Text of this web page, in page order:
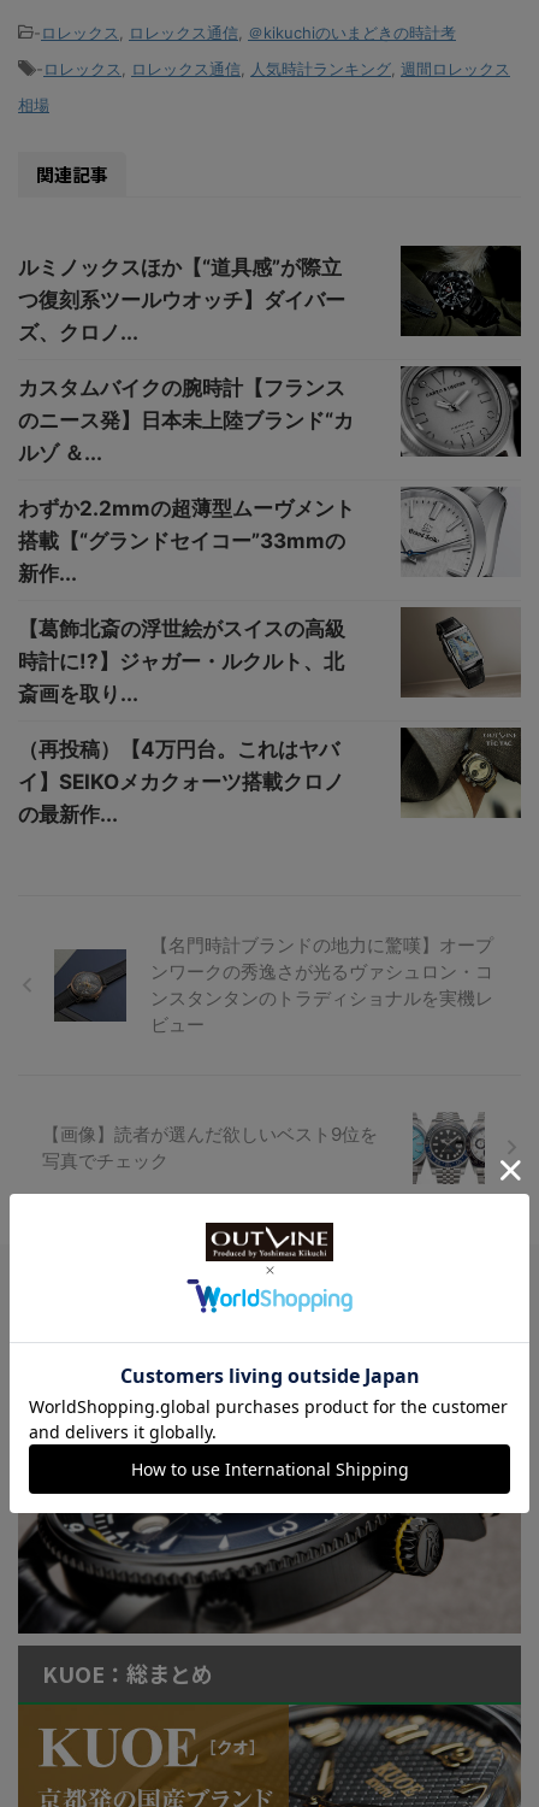
-ロレックス ロレックス通信
＠kikuchiのいまどきの時計考
-ロレックス ロレックス通信 人気時計ランキング 週間ロレックス
相場
関連記事
ルミノックスほか【“道具感”が際立
つ復刻系ツールウオッチ】ダイバー
ズ、クロノ...
カスタムバイクの腕時計【フランス
のニース発】日本未上陸ブランド“カ
ルゾ ＆...
わずか2.2mmの超薄型ムーヴメント
搭載【“グランドセイコー”33mmの
新作...
【葛飾北斎の浮世絵がスイスの高級
時計に!?】ジャガー・ルクルト、北
斎画を取り...
（再投稿）【4万円台。これはヤバ
イ】SEIKOメカクォーツ搭載クロノ
の最新作...
【名門時計ブランドの地力に驚嘆】オープ
ンワークの秀逸さが光るヴァシュロン・コ
ンスタンタンのトラディショナルを実機レ
ビュー
【画像】読者が選んだ欲しいベスト9位を
写真でチェック
LowBEAT Marketplace
ONLINE SHOP
特許取得“耐衝撃”ウオッチなど
KUOE：総まとめ